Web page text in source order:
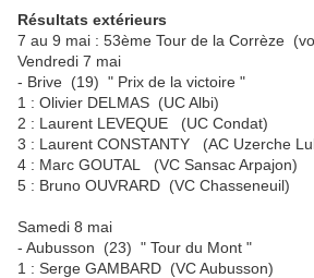
Résultats extérieurs
7 au 9 mai : 53ème Tour de la Corrèze
Vendredi 7 mai
- Brive (19) " Prix de la victoire "
1 : Olivier DELMAS (UC Albi)
2 : Laurent LEVEQUE (UC Condat)
3 : Laurent CONSTANTY (AC Uzerche
4 : Marc GOUTAL (VC Sansac Arpajon)
5 : Bruno OUVRARD (VC Chasseneuil)
Samedi 8 mai
- Aubusson (23) " Tour du Mont "
1 : Serge GAMBARD (VC Aubusson)